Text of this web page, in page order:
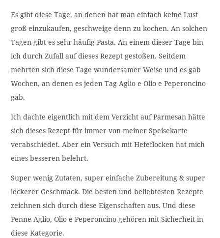
Es gibt diese Tage, an denen hat man einfach keine Lust
groß einzukaufen, geschweige denn zu kochen. An solchen
Tagen gibt es sehr häufig Pasta. An einem dieser Tage bin
ich durch Zufall auf dieses Rezept gestoßen. Seitdem
mehrten sich diese Tage wundersamer Weise und es gab
Wochen, an denen es jeden Tag Aglio e Olio e Peperoncino
gab.
Ich dachte eigentlich mit dem Verzicht auf Parmesan hätte
sich dieses Rezept für immer von meiner Speisekarte
verabschiedet. Aber ein Versuch mit Hefeflocken hat mich
eines besseren belehrt.
Super wenig Zutaten, super einfache Zubereitung & super
leckerer Geschmack. Die besten und beliebtesten Rezepte
zeichnen sich durch diese Eigenschaften aus. Und diese
Penne Aglio, Olio e Peperoncino gehören mit Sicherheit in
diese Kategorie.